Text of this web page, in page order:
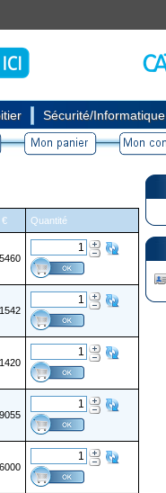
Sécurité/Informatique
€
Quantité